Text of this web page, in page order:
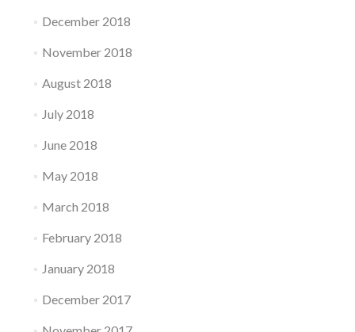
December 2018
November 2018
August 2018
July 2018
June 2018
May 2018
March 2018
February 2018
January 2018
December 2017